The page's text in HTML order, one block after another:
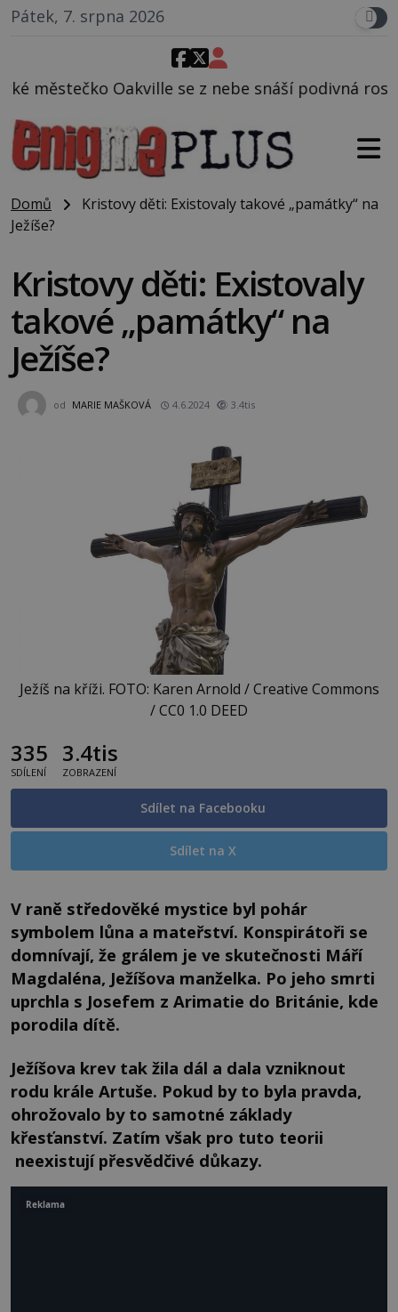
Pátek, 7. srpna 2026
z nebe snáší podivná rosolovitá látka
Domů
Kristovy děti: Existovaly takové „památky“ na
Ježíše?
Kristovy děti: Existovaly
takové „památky“ na
Ježíše?
od MARIE MAŠKOVÁ 4.6.2024 3.4tis
Ježíš na kříži. FOTO: Karen Arnold / Creative Commons
/ CC0 1.0 DEED
335
SDÍLENÍ
3.4tis
ZOBRAZENÍ
Sdílet na Facebooku
Sdílet na X
V raně středověké mystice byl pohár
symbolem lůna a mateřství. Konspirátoři se
domnívají, že grálem je ve skutečnosti Máří
Magdaléna, Ježíšova manželka. Po jeho smrti
uprchla s Josefem z Arimatie do Británie, kde
porodila dítě.
Ježíšova krev tak žila dál a dala vzniknout
rodu krále Artuše. Pokud by to byla pravda,
ohrožovalo by to samotné základy
křesťanství. Zatím však pro tuto teorii
neexistují přesvědčivé důkazy.
Reklama